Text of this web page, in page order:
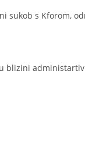
sukob s Kforom,
blizini